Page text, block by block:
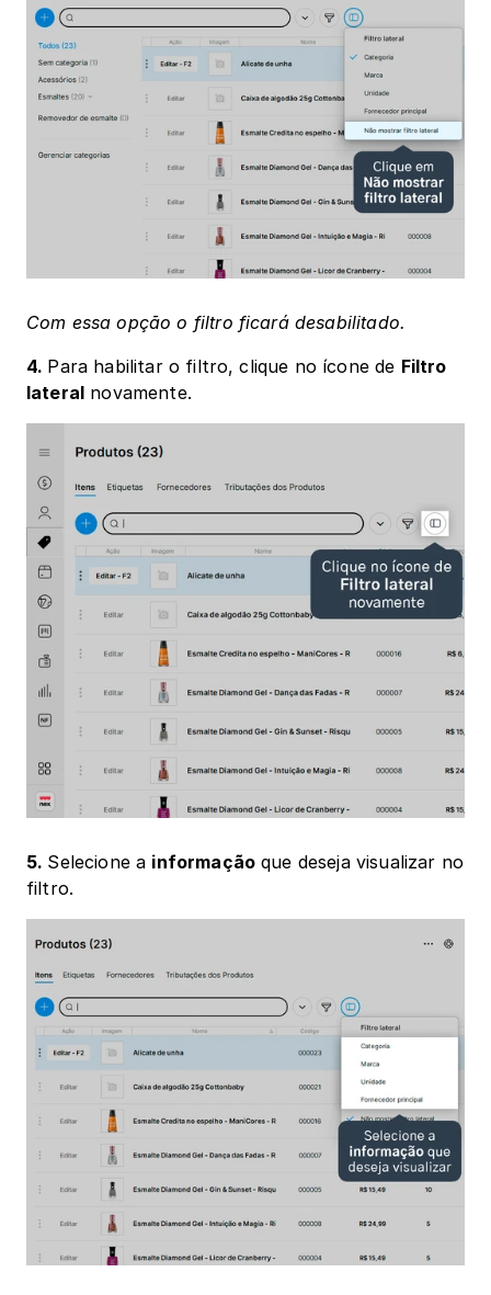
Com essa opção o filtro ficará desabilitado.
4. Para habilitar o filtro, clique no ícone de Filtro
lateral novamente.
5. Selecione a informação que deseja visualizar no
filtro.